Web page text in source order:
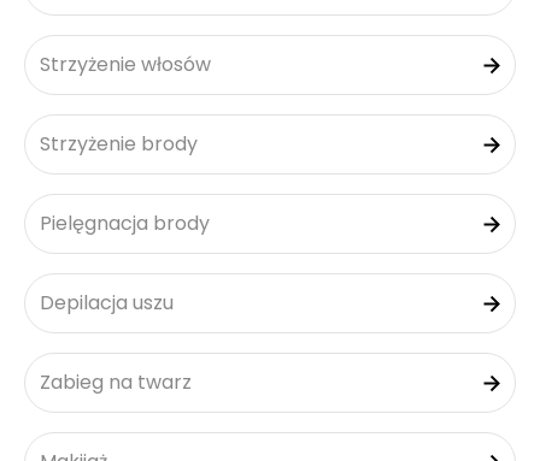
Strzyżenie włosów
Strzyżenie brody
Pielęgnacja brody
Depilacja uszu
Zabieg na twarz